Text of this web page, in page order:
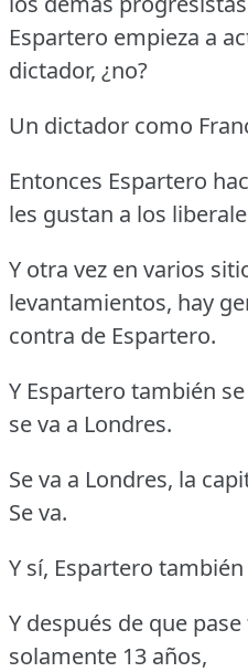
Espartero empieza a
dictador, ¿no?
Un dictador como
Entonces Espartero
les gustan a los
Y otra vez en varios
levantamientos, hay
contra de Espartero.
Y Espartero también
se va a Londres.
Se va a Londres, la
Se va.
Y sí, Espartero también
Y después de que
solamente 13 años,